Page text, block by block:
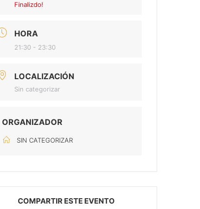
Finalizdo!
HORA
21:30 - 23:30
LOCALIZACIÓN
Sin categorizar
ORGANIZADOR
SIN CATEGORIZAR
COMPARTIR ESTE EVENTO